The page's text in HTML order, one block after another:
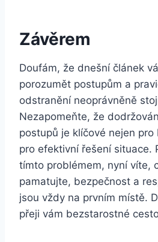
Závěrem
Doufám, že dnešní článek
porozumět postupům a
odstranění neoprávněně
Nezapomeňte, že
postupů je klíčové nejen
pro efektivní řešení situace.
tímto problémem, nyní víte,
pamatujte, bezpečnost a
jsou vždy na prvním místě.
přeji vám bezstarostné